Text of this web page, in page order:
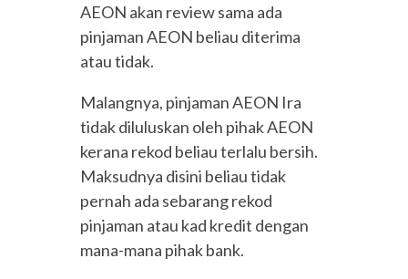
AEON akan review sama ada
pinjaman AEON beliau diterima
atau tidak.
Malangnya, pinjaman AEON Ira
tidak diluluskan oleh pihak AEON
kerana rekod beliau terlalu bersih.
Maksudnya disini beliau tidak
pernah ada sebarang rekod
pinjaman atau kad kredit dengan
mana-mana pihak bank.